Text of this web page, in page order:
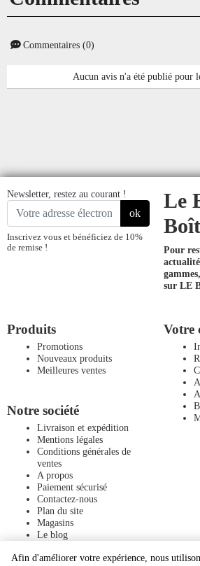
Commentaires (0)
Aucun avis n'a été publié pour
Newsletter, restez au courant !
ok
Inscrivez vous et bénéficiez de 10%
de remise !
Le
Pour
sur LE
Produits
Promotions
Nouveaux produits
Meilleures ventes
Notre société
Livraison et expédition
Mentions légales
Conditions générales de
ventes
A propos
Paiement sécurisé
Contactez-nous
Plan du site
Magasins
Le blog
Votre
Afin d'améliorer votre expérience, nous